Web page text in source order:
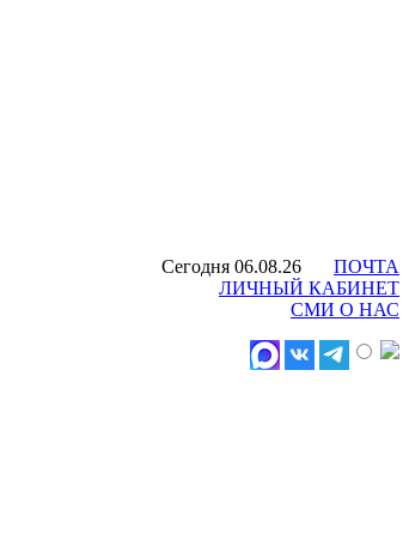
Сегодня 06.08.26
ПОЧТА
ЛИЧНЫЙ КАБИНЕТ
СМИ О НАС